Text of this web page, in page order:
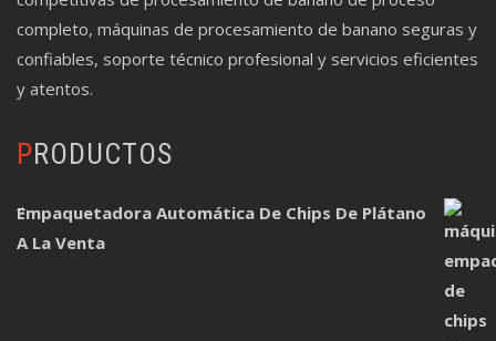
completo, máquinas de procesamiento de banano seguras y
confiables, soporte técnico profesional y servicios eficientes
y atentos.
PRODUCTOS
Empaquetadora Automática De Chips De Plátano
A La Venta